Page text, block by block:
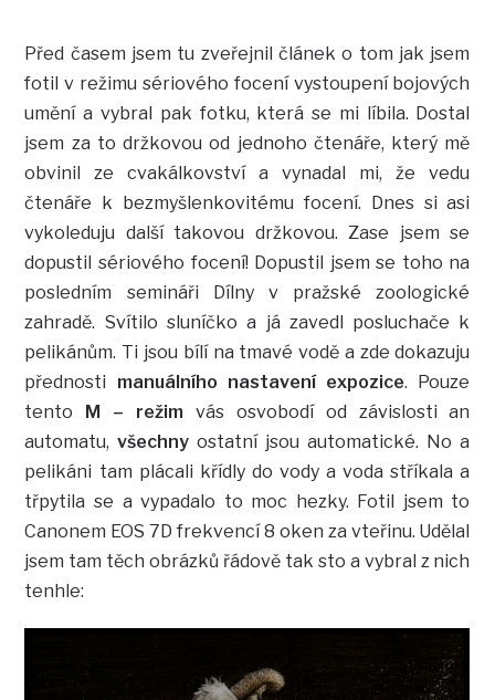
Před časem jsem tu zveřejnil článek o tom jak jsem
fotil v režimu sériového focení vystoupení bojových
umění a vybral pak fotku, která se mi líbila. Dostal
jsem za to držkovou od jednoho čtenáře, který mě
obvinil ze cvakálkovství a vynadal mi, že vedu
čtenáře k bezmyšlenkovitému focení. Dnes si asi
vykoleduju další takovou držkovou. Zase jsem se
dopustil sériového focení! Dopustil jsem se toho na
posledním semináři Dílny v pražské zoologické
zahradě. Svítilo sluníčko a já zavedl posluchače k
pelikánům. Ti jsou bílí na tmavé vodě a zde dokazuju
přednosti manuálního nastavení expozice. Pouze
tento
M – režim vás osvobodí od závislosti an
automatu,všechny ostatní jsou automatické. No a
pelikáni tam plácali křídly do vody a voda stříkala a
třpytila se a vypadalo to moc hezky. Fotil jsem to
Canonem EOS 7D frekvencí 8 oken za vteřinu. Udělal
jsem tam těch obrázků řádově tak sto a vybral z nich
tenhle: